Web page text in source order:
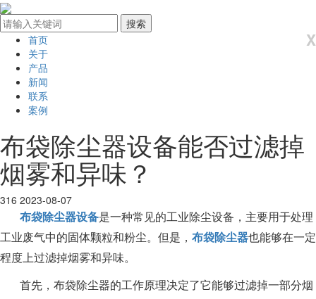
X
首页
关于
产品
新闻
联系
案例
布袋除尘器设备能否过滤掉
烟雾和异味？
316 2023-08-07
布袋除尘器设备是一种常见的工业除尘设备，主要用于处理
工业废气中的固体颗粒和粉尘。但是， 布袋除尘器也能够在一定
程度上过滤掉烟雾和异味。
首先，布袋除尘器的工作原理决定了它能够过滤掉一部分烟